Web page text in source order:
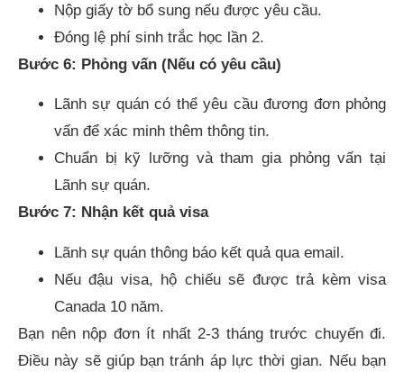
Nộp giấy tờ bổ sung nếu được yêu cầu.
Đóng lệ phí sinh trắc học lần 2.
Bước 6: Phỏng vấn (Nếu có yêu cầu)
Lãnh sự quán có thể yêu cầu đương đơn phỏng
vấn để xác minh thêm thông tin.
Chuẩn bị kỹ lưỡng và tham gia phỏng vấn tại
Lãnh sự quán.
Bước 7: Nhận kết quả visa
Lãnh sự quán thông báo kết quả qua email.
Nếu đậu visa, hộ chiếu sẽ được trả kèm visa
Canada 10 năm.
Bạn nên nộp đơn ít nhất 2-3 tháng trước chuyến đi.
Điều này sẽ giúp bạn tránh áp lực thời gian. Nếu bạn